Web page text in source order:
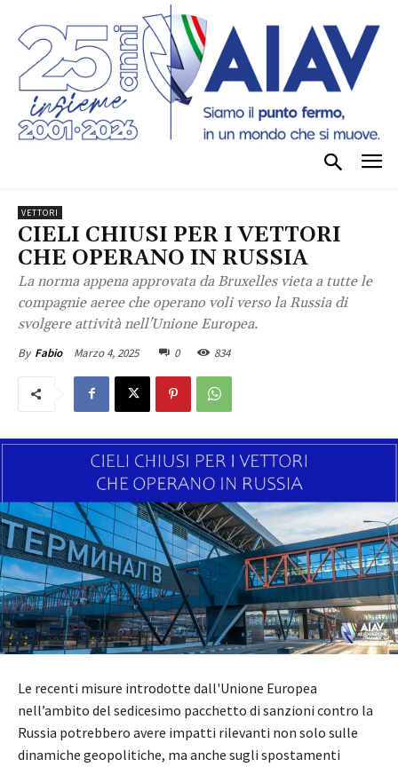
VETTORI
CIELI CHIUSI PER I VETTORI
CHE OPERANO IN RUSSIA
La norma appena approvata da Bruxelles vieta a tutte le
compagnie aeree che operano voli verso la Russia di
svolgere attività nell'Unione Europea.
By Fabio Marzo 4, 2025 0 834
Le recenti misure introdotte dall'Unione Europea
nell’ambito del sedicesimo pacchetto di sanzioni contro la
Russia potrebbero avere impatti rilevanti non solo sulle
dinamiche geopolitiche, ma anche sugli spostamenti